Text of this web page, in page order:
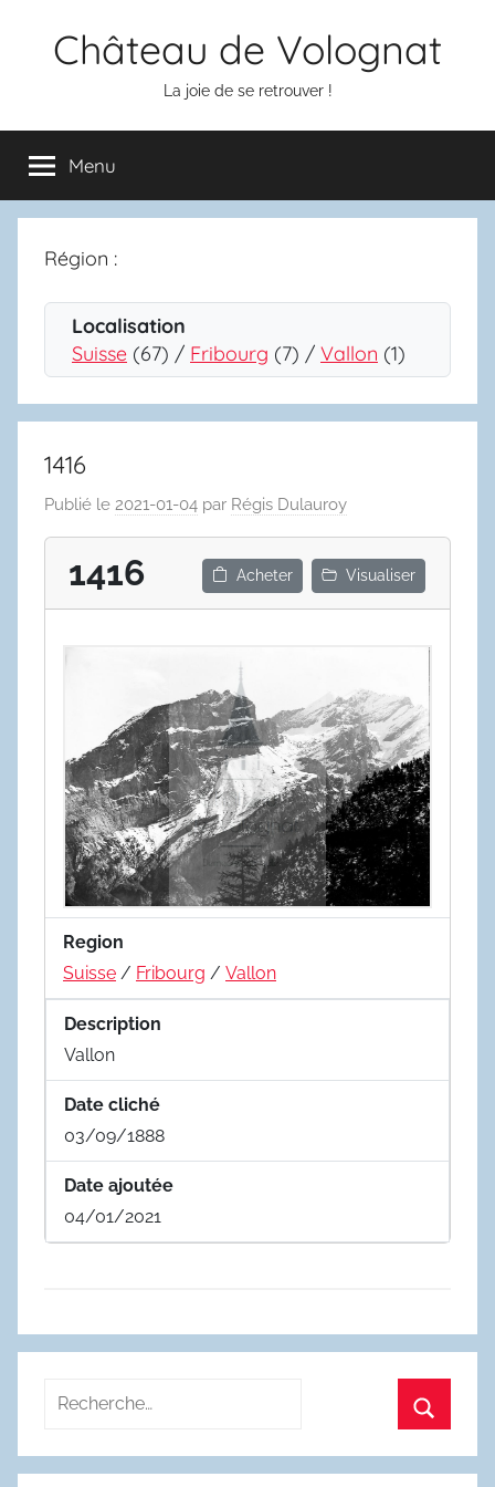
Château de Volognat
La joie de se retrouver !
Menu
Région :
Localisation
Suisse (67) / Fribourg (7) / Vallon (1)
1416
Publié le 2021-01-04 par Régis Dulauroy
1416 Acheter Visualiser
Region
Suisse / Fribourg / Vallon
Description
Vallon
Date cliché
03/09/1888
Date ajoutée
04/01/2021
Recherche
: